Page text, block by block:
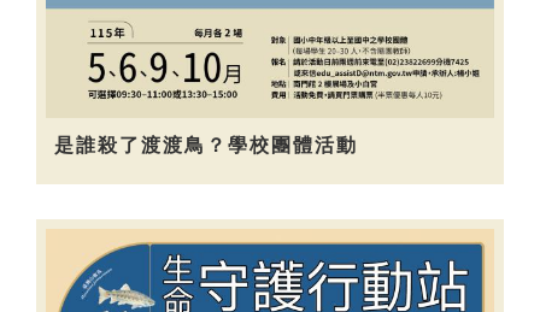
是誰殺了渡渡鳥？學校團體活動